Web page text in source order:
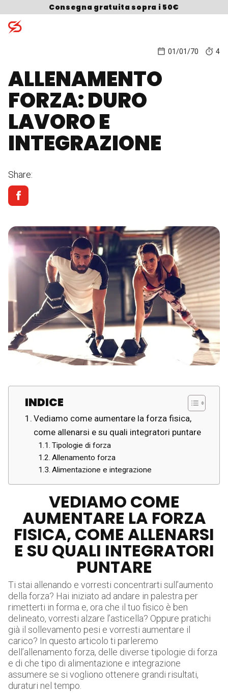
Skip to contentConsegna gratuita sopra i 50€
01/01/70 4
ALLENAMENTO
FORZA: DURO
LAVORO E
INTEGRAZIONE
Share:
INDICE
Vediamo come aumentare la forza fisica,
come allenarsi e su quali integratori puntare
Tipologie di forza
Allenamento forza
Alimentazione e integrazione
VEDIAMO COME
AUMENTARE LA FORZA
FISICA, COME ALLENARSI
E SU QUALI INTEGRATORI
PUNTARE
Ti stai allenando e vorresti concentrarti sull’aumento
della forza? Hai iniziato ad andare in palestra per
rimetterti in forma e, ora che il tuo fisico è ben
delineato, vorresti alzare l’asticella? Oppure pratichi
già il sollevamento pesi e vorresti aumentare il
carico? In questo articolo ti parleremo
dell’allenamento forza, delle diverse tipologie di forza
e di che tipo di alimentazione e integrazione
assumere se si vogliono ottenere grandi risultati,
duraturi nel tempo.
Search for: